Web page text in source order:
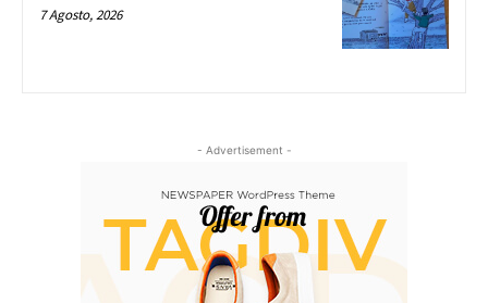
7 Agosto, 2026
- Advertisement -